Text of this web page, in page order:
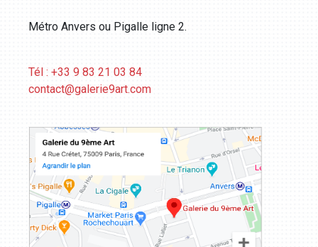
Métro Anvers ou Pigalle ligne 2.
Tél : +33 9 83 21 03 84
contact@galerie9art.com